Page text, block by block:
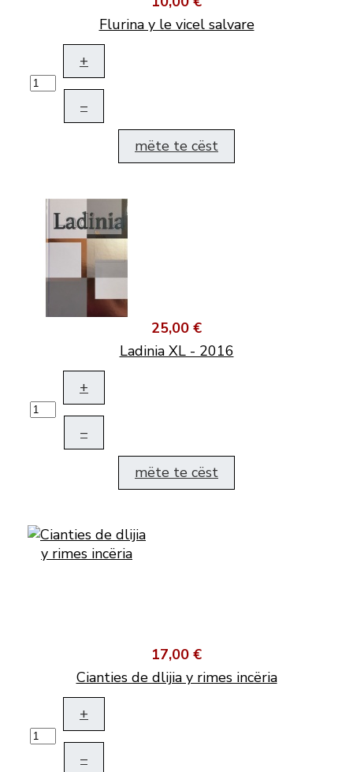
Flurina y le vicel salvare
+
–
mëte te cëst
25,00 €
Ladinia XL - 2016
+
–
mëte te cëst
17,00 €
Cianties de dlijia y rimes incëria
+
–